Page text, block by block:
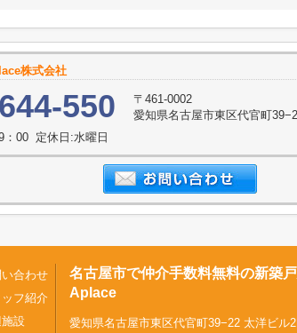
株式会社
550
〒461-0002
愛知県名古屋市東区代官町
：00 定休日:水曜日
い合わせ
ッフ紹介
設
名古屋市で仲介手数料無料の新築
Aplace
愛知県名古屋市東区代官町39−22 太洋ビル